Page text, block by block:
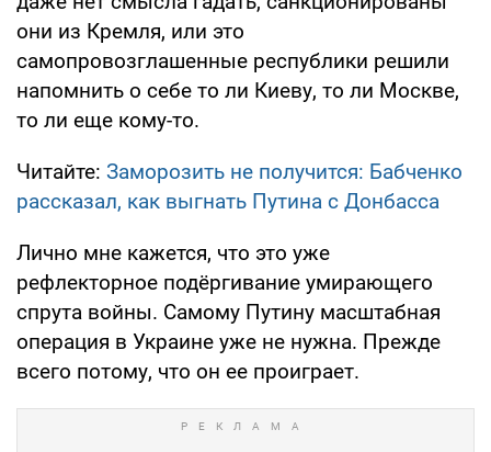
они из Кремля, или это
самопровозглашенные республики решили
напомнить о себе то ли Киеву, то ли Москве,
то ли еще кому-то.
Читайте: Заморозить не получится: Бабченко
рассказал, как выгнать Путина с Донбасса
Лично мне кажется, что это уже
рефлекторное подёргивание умирающего
спрута войны. Самому Путину масштабная
операция в Украине уже не нужна. Прежде
всего потому, что он ее проиграет.